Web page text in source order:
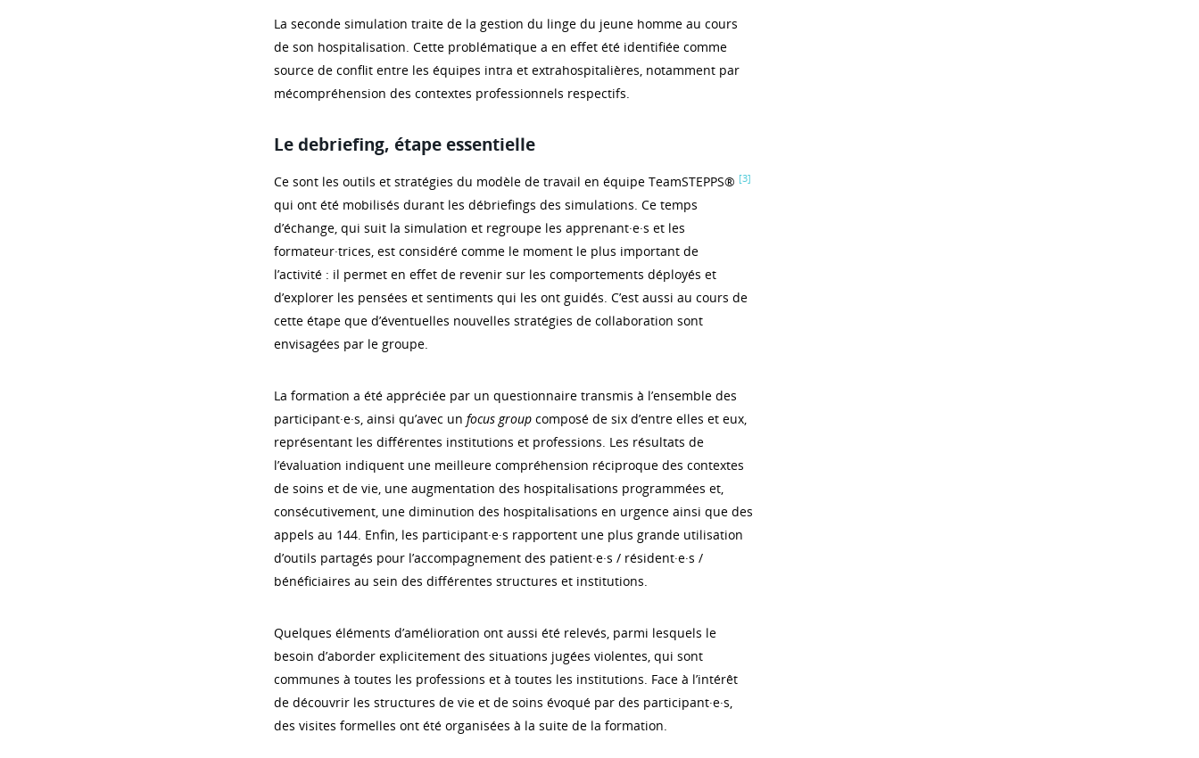
La seconde simulation traite de la gestion du linge du jeune homme au cours
de son hospitalisation. Cette problématique a en effet été identifiée comme
source de conflit entre les équipes intra et extrahospitalières, notamment par
mécompréhension des contextes professionnels respectifs.
Le debriefing, étape essentielle
Ce sont les outils et stratégies du modèle de travail en équipe TeamSTEPPS® [3]
qui ont été mobilisés durant les débriefings des simulations. Ce temps
d’échange, qui suit la simulation et regroupe les apprenant·e·s et les
formateur·trices, est considéré comme le moment le plus important de
l’activité : il permet en effet de revenir sur les comportements déployés et
d’explorer les pensées et sentiments qui les ont guidés. C’est aussi au cours de
cette étape que d’éventuelles nouvelles stratégies de collaboration sont
envisagées par le groupe.
La formation a été appréciée par un questionnaire transmis à l’ensemble des
participant·e·s, ainsi qu’avec un focus groupcomposé de six d’entre elles et eux,
représentant les différentes institutions et professions. Les résultats de
l’évaluation indiquent une meilleure compréhension réciproque des contextes
de soins et de vie, une augmentation des hospitalisations programmées et,
consécutivement, une diminution des hospitalisations en urgence ainsi que des
appels au 144. Enfin, les participant·e·s rapportent une plus grande utilisation
d’outils partagés pour l’accompagnement des patient·e·s / résident·e·s /
bénéficiaires au sein des différentes structures et institutions.
Quelques éléments d’amélioration ont aussi été relevés, parmi lesquels le
besoin d’aborder explicitement des situations jugées violentes, qui sont
communes à toutes les professions et à toutes les institutions. Face à l’intérêt
de découvrir les structures de vie et de soins évoqué par des participant·e·s,
des visites formelles ont été organisées à la suite de la formation.